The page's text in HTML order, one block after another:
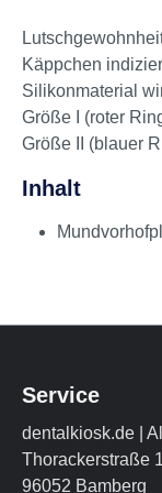
Käppchen
Silikonmaterial
Größe I (roter
Größe II (blauer
Inhalt
Service
dentalkiosk.de |
Thorackerstraße
96052 Bamberg